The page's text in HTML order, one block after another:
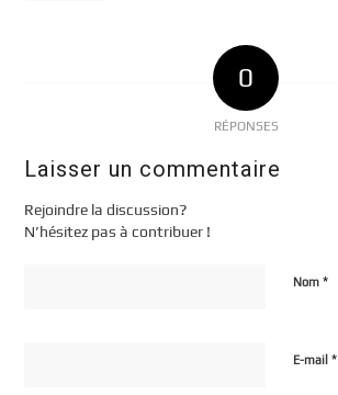
0
RÉPONSES
Laisser un commentaire
Rejoindre la discussion?
N’hésitez pas à contribuer !
Nom*
E-mail*